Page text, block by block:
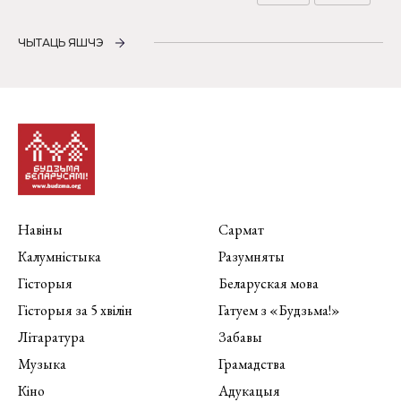
ЧЫТАЦЬ ЯШЧЭ
Навіны
Калумністыка
Гісторыя
Гісторыя за 5 хвілін
Літаратура
Музыка
Кіно
Сармат
Разумняты
Беларуская мова
Гатуем з «Будзьма!»
Забавы
Грамадства
Адукацыя